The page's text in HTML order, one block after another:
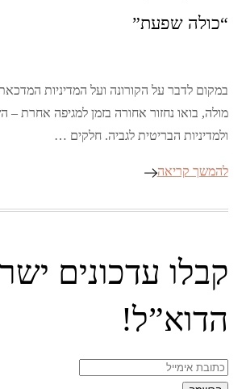
“כולה שפעת”
במקום לדבר על הקורונה ועל המדיניות המדכאת
מולה, בואו נחזור אחורה בזמן למגיפה אחרת
ולמדיניות הבריטית לגביה. חלקים …
להמשך קריאה
קבלו עדכונים
הדוא”ל!